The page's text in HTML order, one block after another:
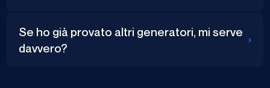
Se ho già provato altri generatori, mi serve
davvero?
›